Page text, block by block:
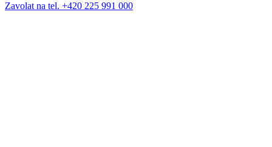
Zavolat na tel. +420 225 991 000